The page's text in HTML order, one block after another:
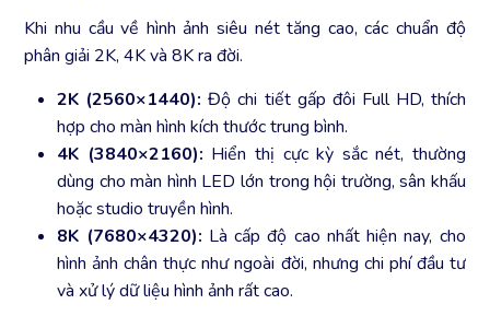
Khi nhu cầu về hình ảnh siêu nét tăng cao, các chuẩn độ
phân giải 2K, 4K và 8K ra đời.
2K (2560×1440): Độ chi tiết gấp đôi Full HD, thích
hợp cho màn hình kích thước trung bình.
4K (3840×2160): Hiển thị cực kỳ sắc nét, thường
dùng cho màn hình LED lớn trong hội trường, sân khấu
hoặc studio truyền hình.
8K (7680×4320): Là cấp độ cao nhất hiện nay, cho
hình ảnh chân thực như ngoài đời, nhưng chi phí đầu tư
và xử lý dữ liệu hình ảnh rất cao.